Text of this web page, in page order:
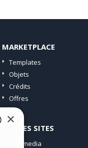
MARKETPLACE
Templates
Objets
Crédits
Offres
AUTRES SITES
Incomedia
×